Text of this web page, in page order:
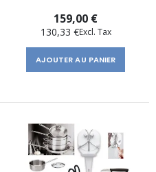
159,00 €
130,33 €
AJOUTER AU PANIER